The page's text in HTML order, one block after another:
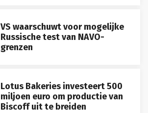
VS waarschuwt voor mogelijke
Russische test van NAVO-
grenzen
Lotus Bakeries investeert 500
miljoen euro om productie van
Biscoff uit te breiden